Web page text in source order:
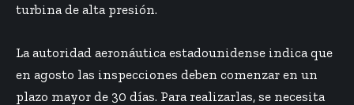
turbina de alta presión.
La autoridad aeronáutica estadounidense indica que
en agosto las inspecciones deben comenzar en un
plazo mayor de 30 días. Para realizarlas, se necesita